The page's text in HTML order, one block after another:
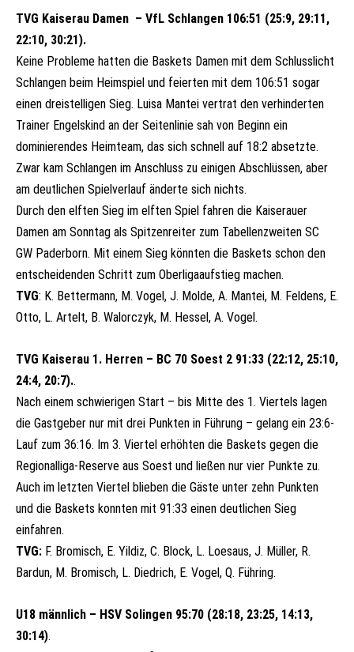
TVG Kaiserau Damen – VfL Schlangen 106:51 (25:9, 29:11,
22:10, 30:21).
Keine Probleme hatten die Baskets Damen mit dem Schlusslicht
Schlangen beim Heimspiel und feierten mit dem 106:51 sogar
einen dreistelligen Sieg. Luisa Mantei vertrat den verhinderten
Trainer Engelskind an der Seitenlinie sah von Beginn ein
dominierendes Heimteam, das sich schnell auf 18:2 absetzte.
Zwar kam Schlangen im Anschluss zu einigen Abschlüssen, aber
am deutlichen Spielverlauf änderte sich nichts.
Durch den elften Sieg im elften Spiel fahren die Kaiserauer
Damen am Sonntag als Spitzenreiter zum Tabellenzweiten SC
GW Paderborn. Mit einem Sieg könnten die Baskets schon den
entscheidenden Schritt zum Oberligaaufstieg machen.
TVG: K. Bettermann, M. Vogel, J. Molde, A. Mantei, M. Feldens, E.
Otto, L. Artelt, B. Walorczyk, M. Hessel, A. Vogel.
TVG Kaiserau 1. Herren – BC 70 Soest 2 91:33 (22:12, 25:10,
24:4, 20:7)..
Nach einem schwierigen Start – bis Mitte des 1. Viertels lagen
die Gastgeber nur mit drei Punkten in Führung – gelang ein 23:6-
Lauf zum 36:16. Im 3. Viertel erhöhten die Baskets gegen die
Regionalliga-Reserve aus Soest und ließen nur vier Punkte zu.
Auch im letzten Viertel blieben die Gäste unter zehn Punkten
und die Baskets konnten mit 91:33 einen deutlichen Sieg
einfahren.
TVG: F. Bromisch, E. Yildiz, C. Block, L. Loesaus, J. Müller, R.
Bardun, M. Bromisch, L. Diedrich, E. Vogel, Q. Führing.
U18 männlich – HSV Solingen 95:70 (28:18, 23:25, 14:13,
30:14).